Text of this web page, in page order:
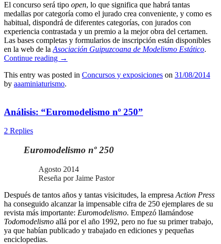
El concurso será tipo open, lo que significa que habrá tantas
medallas por categoría como el jurado crea conveniente, y como es
habitual, dispondrá de diferentes categorías, con jurados con
experiencia contrastada y un premio a la mejor obra del certamen.
Las bases completas y formularios de inscripción están disponibles
en la web de la Asociación Guipuzcoana de Modelismo Estático.
Continue reading →
This entry was posted in Concursos y exposiciones on 31/08/2014
by aaaminiaturismo.
Análisis: “Euromodelismo nº 250”
2 Replies
Euromodelismo nº 250
Agosto 2014
Reseña por Jaime Pastor
Después de tantos años y tantas visicitudes, la empresa Action Press
ha conseguido alcanzar la impensable cifra de 250 ejemplares de su
revista más importante: Euromodelismo. Empezó llamándose
Todomodelismo allá por el año 1992, pero no fue su primer trabajo,
ya que habían publicado y trabajado en ediciones y pequeñas
enciclopedias.